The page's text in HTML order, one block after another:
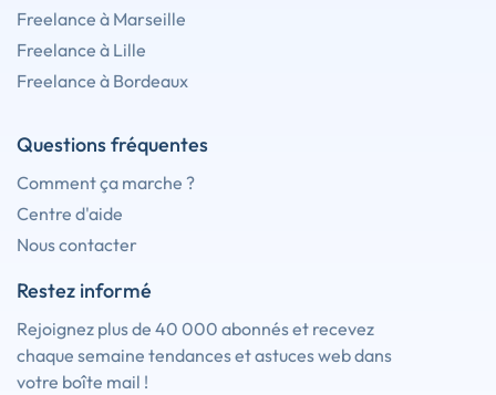
Freelance à Marseille
Freelance à Lille
Freelance à Bordeaux
Questions fréquentes
Comment ça marche ?
Centre d'aide
Nous contacter
Restez informé
Rejoignez plus de 40 000 abonnés et recevez
chaque semaine tendances et astuces web dans
votre boîte mail !